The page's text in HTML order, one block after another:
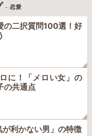
- 恋愛
の二択質問100選！好
に！「メロい女」の
の共通点
利かない男」の特徴